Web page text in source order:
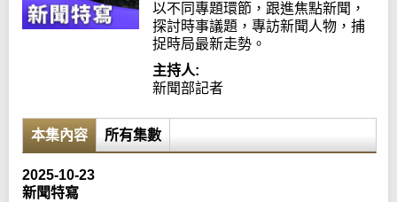
以不同專題環節，跟進焦點新聞，
探討時事議題，專訪新聞人物，捕
捉時局最新走勢。
主持人:
新聞部記者
本集內容 所有集數
2025-10-23
新聞特寫